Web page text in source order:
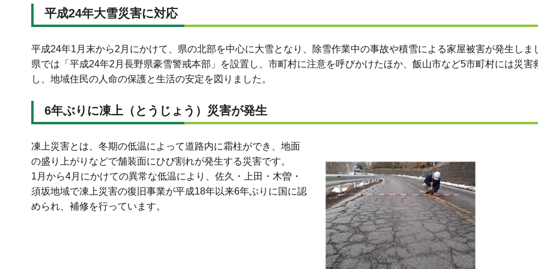
平成24年大雪災害に対応
平成24年1月末から2月にかけて、県の北部を中心に大雪となり、除雪作業中の事故や積雪による家屋被害が発生しま
県では「平成24年2月長野県豪雪警戒本部」を設置し、市町村に注意を呼びかけたほか、飯山市など5市町村には災害
し、地域住民の人命の保護と生活の安定を図りました。
6年ぶりに凍上（とうじょう）災害が発生
凍上災害とは、冬期の低温によって道路内に霜柱ができ、地面
の盛り上がりなどで舗装面にひび割れが発生する災害です。
1月から4月にかけての異常な低温により、佐久・上田・木曽・
須坂地域で凍上災害の復旧事業が平成18年以来6年ぶりに国に認
められ、補修を行っています。